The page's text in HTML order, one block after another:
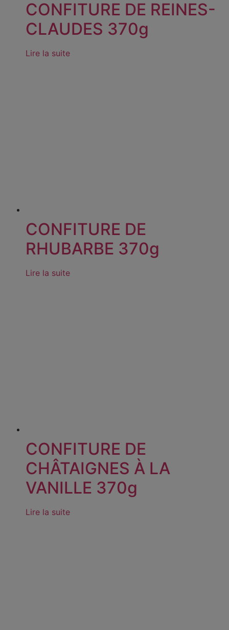
CONFITURE DE REINES-
CLAUDES 370g
Lire la suite
CONFITURE DE
RHUBARBE 370g
Lire la suite
CONFITURE DE
CHÂTAIGNES À LA
VANILLE 370g
Lire la suite